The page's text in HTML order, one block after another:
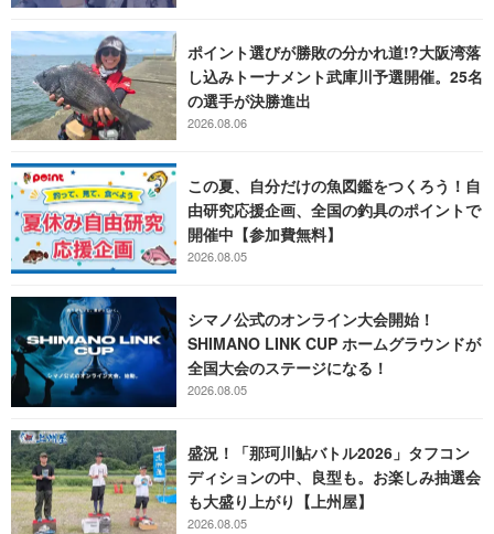
ポイント選びが勝敗の分かれ道!?大阪湾落
し込みトーナメント武庫川予選開催。25名
の選手が決勝進出
2026.08.06
この夏、自分だけの魚図鑑をつくろう！自
由研究応援企画、全国の釣具のポイントで
開催中【参加費無料】
2026.08.05
シマノ公式のオンライン大会開始！
SHIMANO LINK CUP ホームグラウンドが
全国大会のステージになる！
2026.08.05
盛況！「那珂川鮎バトル2026」タフコン
ディションの中、良型も。お楽しみ抽選会
も大盛り上がり【上州屋】
2026.08.05